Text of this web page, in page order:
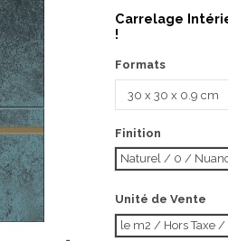
Carrelage
!
Formats
Finition
Naturel / 0 /
Unité de Vente
le m2 / Hors Taxe